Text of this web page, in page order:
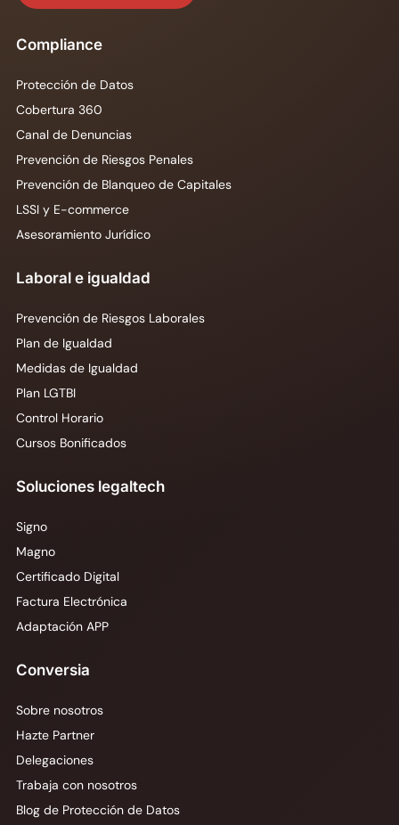
Compliance
Protección de Datos
Cobertura 360
Canal de Denuncias
Prevención de Riesgos Penales
Prevención de Blanqueo de Capitales
LSSI y E-commerce
Asesoramiento Jurídico
Laboral e igualdad
Prevención de Riesgos Laborales
Plan de Igualdad
Medidas de Igualdad
Plan LGTBI
Control Horario
Cursos Bonificados
Soluciones legaltech
Signo
Magno
Certificado Digital
Factura Electrónica
Adaptación APP
Conversia
Sobre nosotros
Hazte Partner
Delegaciones
Trabaja con nosotros
Blog de Protección de Datos